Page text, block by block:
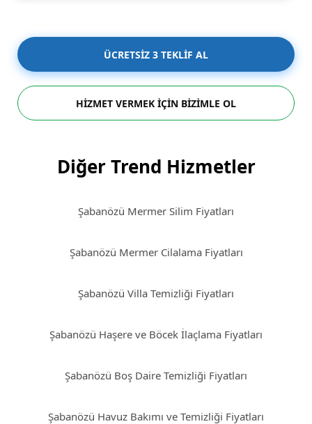
ÜCRETSİZ 3 TEKLİF AL
HİZMET VERMEK İÇİN BİZİMLE OL
Diğer Trend Hizmetler
Şabanözü Mermer Silim Fiyatları
Şabanözü Mermer Cilalama Fiyatları
Şabanözü Villa Temizliği Fiyatları
Şabanözü Haşere ve Böcek İlaçlama Fiyatları
Şabanözü Boş Daire Temizliği Fiyatları
Şabanözü Havuz Bakımı ve Temizliği Fiyatları